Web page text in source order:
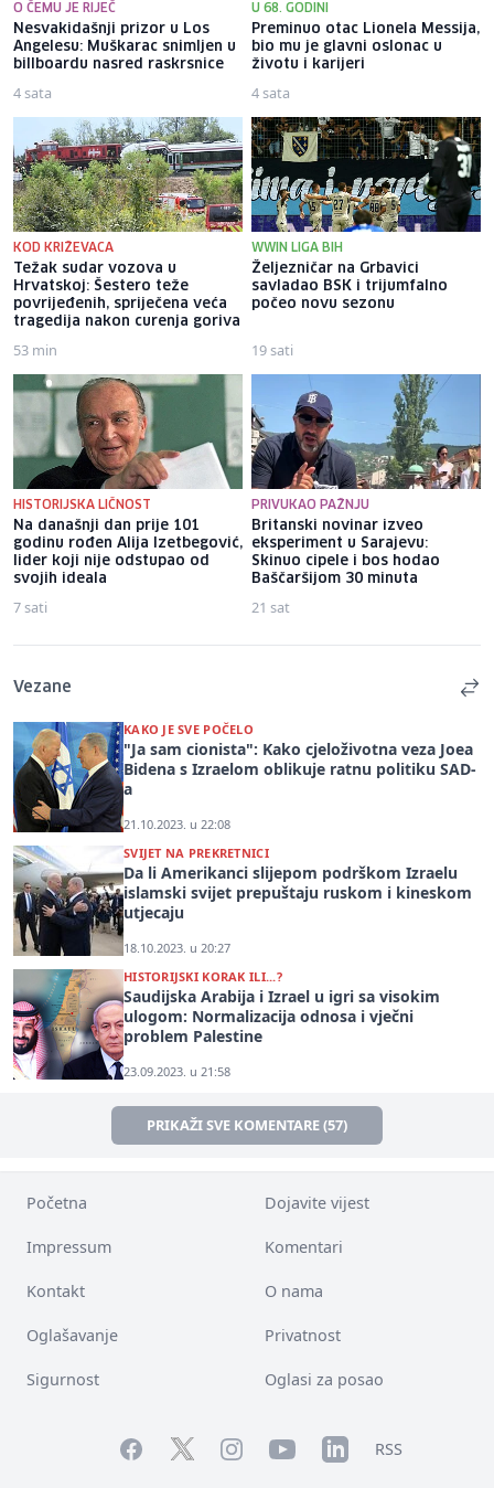
O ČEMU JE RIJEČ
Nesvakidašnji prizor u Los
Angelesu: Muškarac snimljen u
billboardu nasred raskrsnice
4 sata
U 68. GODINI
Preminuo otac Lionela Messija,
bio mu je glavni oslonac u
životu i karijeri
4 sata
KOD KRIŽEVACA
Težak sudar vozova u
Hrvatskoj: Šestero teže
povrijeđenih, spriječena veća
tragedija nakon curenja goriva
53 min
WWIN LIGA BIH
Željezničar na Grbavici
savladao BSK i trijumfalno
počeo novu sezonu
19 sati
HISTORIJSKA LIČNOST
Na današnji dan prije 101
godinu rođen Alija Izetbegović,
lider koji nije odstupao od
svojih ideala
7 sati
PRIVUKAO PAŽNJU
Britanski novinar izveo
eksperiment u Sarajevu:
Skinuo cipele i bos hodao
Baščaršijom 30 minuta
21 sat
Vezane
KAKO JE SVE POČELO
"Ja sam cionista": Kako cjeloživotna veza Joea
Bidena s Izraelom oblikuje ratnu politiku SAD-
a
21.10.2023. u 22:08
SVIJET NA PREKRETNICI
Da li Amerikanci slijepom podrškom Izraelu
islamski svijet prepuštaju ruskom i kineskom
utjecaju
18.10.2023. u 20:27
HISTORIJSKI KORAK ILI...?
Saudijska Arabija i Izrael u igri sa visokim
ulogom: Normalizacija odnosa i vječni
problem Palestine
23.09.2023. u 21:58
PRIKAŽI SVE KOMENTARE (57)
Početna Dojavite vijest
Impressum Komentari
Kontakt O nama
Oglašavanje Privatnost
Sigurnost Oglasi za posao
FacebookTwitterInstagramYouTubeLinkedInRSS